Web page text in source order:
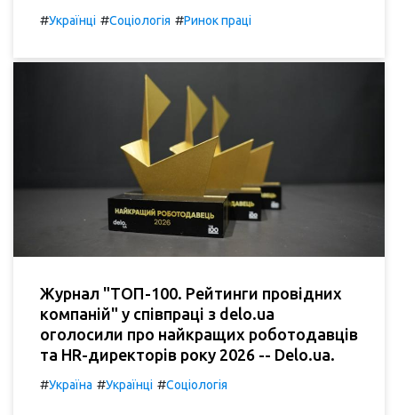
#Українці #Соціологія #Ринок праці
Журнал "ТОП-100. Рейтинги провідних
компаній" у співпраці з delo.ua
оголосили про найкращих роботодавців
та HR-директорів року 2026 -- Delo.ua.
#Україна #Українці #Соціологія